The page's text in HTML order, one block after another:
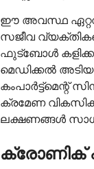
ഈ അവസ്ഥ
സജീവ
ഫുട്‌ബോള്‍
മെഡിക്കല്‍
കംപാര്‍ട്ട്‌മെന്റ്
ക്രമേണ
ലക്ഷണങ്ങള്‍